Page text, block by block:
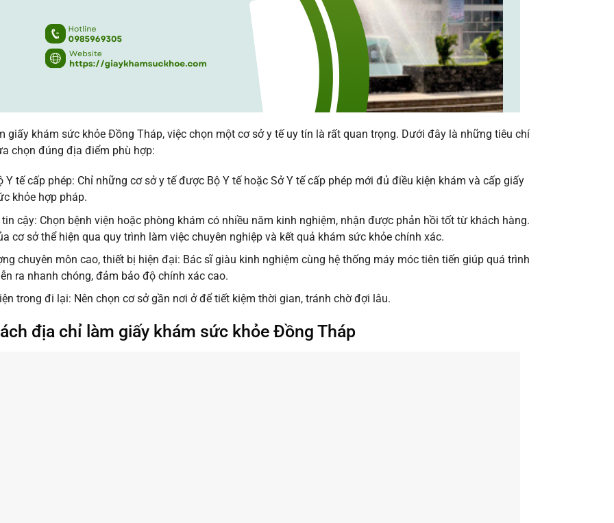
giấy khám sức khỏe Đồng Tháp, việc chọn một cơ sở y tế uy tín là rất quan trọng. Dưới đây là những tiêu chí
chọn đúng địa điểm phù hợp:
Y tế cấp phép: Chỉ những cơ sở y tế được Bộ Y tế hoặc Sở Y tế cấp phép mới đủ điều kiện khám và cấp giấy
khỏe hợp pháp.
cậy: Chọn bệnh viện hoặc phòng khám có nhiều năm kinh nghiệm, nhận được phản hồi tốt từ khách hàng.
cơ sở thể hiện qua quy trình làm việc chuyên nghiệp và kết quả khám sức khỏe chính xác.
chuyên môn cao, thiết bị hiện đại: Bác sĩ giàu kinh nghiệm cùng hệ thống máy móc tiên tiến giúp quá trình
ra nhanh chóng, đảm bảo độ chính xác cao.
trong đi lại: Nên chọn cơ sở gần nơi ở để tiết kiệm thời gian, tránh chờ đợi lâu.
địa chỉ làm giấy khám sức khỏe Đồng Tháp